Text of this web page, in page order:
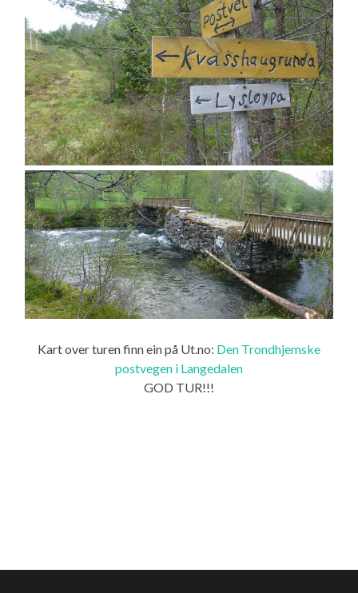
Kart over turen finn ein på Ut.no: Den Trondhjemske
postvegen i Langedalen
GOD TUR!!!